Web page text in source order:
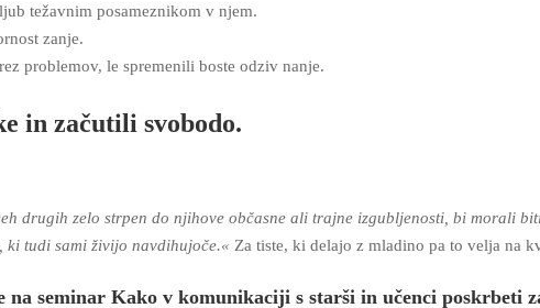
težavnim posameznikom v njem.
zanje.
problemov, le spremenili boste odziv nanje.
in začutili svobodo.
drugih zelo strpen do njihove občasne ali trajne izgubljenosti, bi morali
ki tudi sami živijo navdihujoče.« Za tiste, ki delajo z mladino pa to velja na
seminar Kako v komunikaciji s starši in učenci poskrbeti